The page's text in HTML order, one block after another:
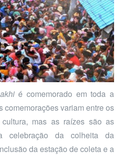
é comemorado em toda a
comemorações variam entre os
mas as raízes são as
celebração da colheita da
da estação de coleta e a